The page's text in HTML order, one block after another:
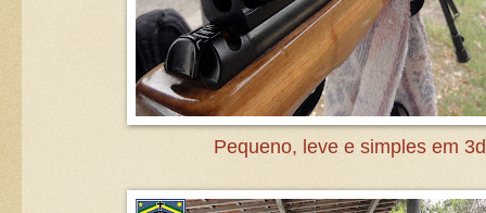
Pequeno, leve e simples em